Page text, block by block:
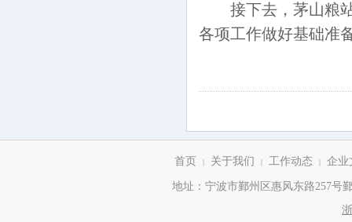
接下去，茅山粮
各项工作做好基础准
首页 | 关于我们 | 工作动态 | 企业
地址：宁波市鄞州区惠风东路257号